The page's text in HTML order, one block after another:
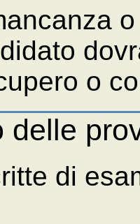
o
delle
di